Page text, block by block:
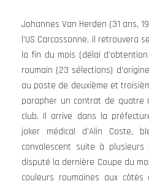
Johannes Van Herden (31 ans,
l’US Carcassonne, il retrouvera
la fin du mois (délai
roumain (23 sélections)
au poste de deuxième et
parapher un contrat de quatre
club. Il arrive dans la
joker médical d’Alin Coste,
convalescent suite à
disputé la dernière Coupe du
couleurs roumaines aux côtés